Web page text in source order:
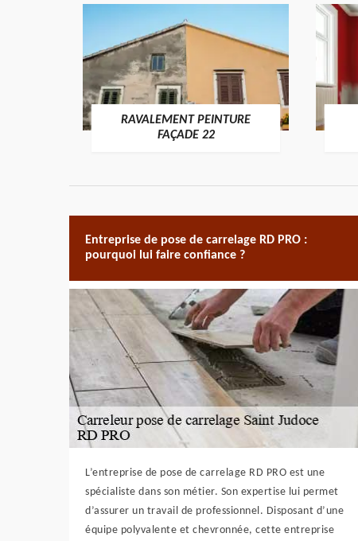
RAVALEMENT PEINTURE
FAÇADE 22
Entreprise de pose de carrelage RD PRO :
pourquoi lui faire confiance ?
L’entreprise de pose de carrelage RD PRO est une
spécialiste dans son métier. Son expertise lui permet
d’assurer un travail de professionnel. Disposant d’une
équipe polyvalente et chevronnée, cette entreprise